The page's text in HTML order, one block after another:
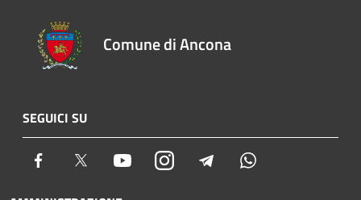
Comune di Ancona
SEGUICI SU
Facebook Twitter YoutubeInstagram Telegram